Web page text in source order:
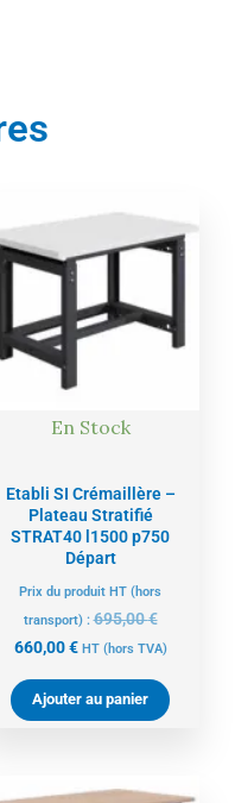
En Stock
Etabli SI Crémaillère –
Plateau Stratifié
STRAT40 l1500 p750
Départ
Prix du produit HT (hors
transport) :695,00€
prix
initial
695,00 €.
660,00€
actuel
660,00 €.
HT (hors TVA)
Ajouter au panier
Le